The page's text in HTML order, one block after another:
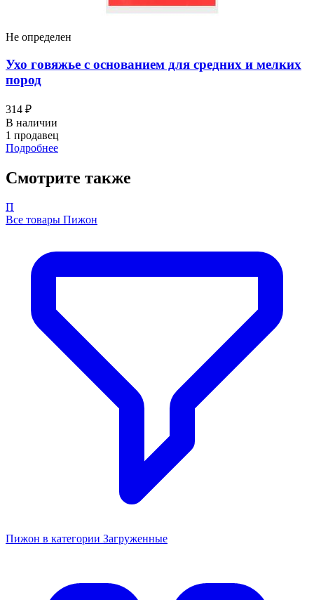
Не определен
Ухо говяжье с основанием для средних и мелких
пород
314 ₽
В наличии
1 продавец
Подробнее
Смотрите также
П
Все товары Пижон
Пижон в категории Загруженные